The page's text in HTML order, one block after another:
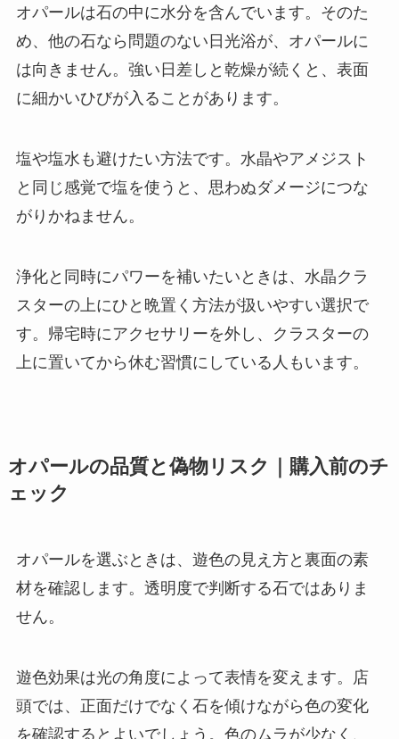
オパールは石の中に水分を含んでいます。そのた
め、他の石なら問題のない日光浴が、オパールに
は向きません。強い日差しと乾燥が続くと、表面
に細かいひびが入ることがあります。
塩や塩水も避けたい方法です。水晶やアメジスト
と同じ感覚で塩を使うと、思わぬダメージにつな
がりかねません。
浄化と同時にパワーを補いたいときは、水晶クラ
スターの上にひと晩置く方法が扱いやすい選択で
す。帰宅時にアクセサリーを外し、クラスターの
上に置いてから休む習慣にしている人もいます。
オパールの品質と偽物リスク｜購入前のチ
ェック
オパールを選ぶときは、遊色の見え方と裏面の素
材を確認します。透明度で判断する石ではありま
せん。
遊色効果は光の角度によって表情を変えます。店
頭では、正面だけでなく石を傾けながら色の変化
を確認するとよいでしょう。色のムラが少なく、